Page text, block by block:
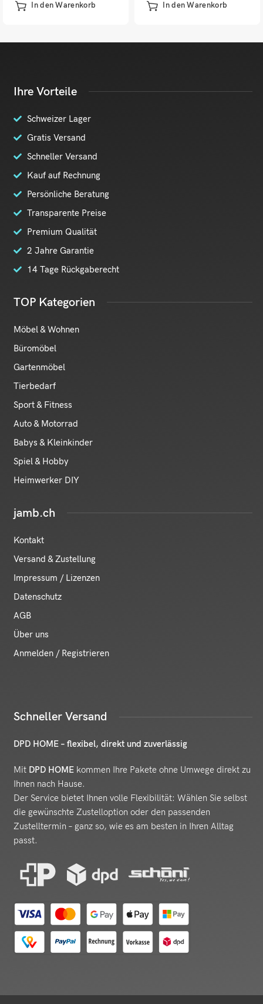
In den Warenkorb In den Warenkorb
Ihre Vorteile
Schweizer Lager
Gratis Versand
Schneller Versand
Kauf auf Rechnung
Persönliche Beratung
Transparente Preise
Premium Qualität
2 Jahre Garantie
14 Tage Rückgaberecht
TOP Kategorien
Möbel & Wohnen
Büromöbel
Gartenmöbel
Tierbedarf
Sport & Fitness
Auto & Motorrad
Babys & Kleinkinder
Spiel & Hobby
Heimwerker DIY
jamb.ch
Kontakt
Versand & Zustellung
Impressum / Lizenzen
Datenschutz
AGB
Über uns
Anmelden / Registrieren
Schneller Versand
DPD HOME – flexibel, direkt und zuverlässig
Mit DPD HOME kommen Ihre Pakete ohne Umwege direkt zu
Ihnen nach Hause.
Der Service bietet Ihnen volle Flexibilität: Wählen Sie selbst
die gewünschte Zustelloption oder den passenden
Zustelltermin – ganz so, wie es am besten in Ihren Alltag
passt.